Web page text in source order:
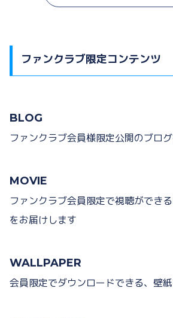
ファンクラブ限定コンテンツ
BLOG
ファンクラブ会員様限定公開のブロ
MOVIE
ファンクラブ会員限定で視聴ができ
をお届けします
WALLPAPER
会員限定でダウンロードできる、壁